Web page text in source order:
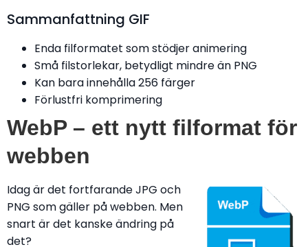
Sammanfattning GIF
Enda filformatet som stödjer animering
Små filstorlekar, betydligt mindre än PNG
Kan bara innehålla 256 färger
Förlustfri komprimering
WebP – ett nytt filformat för
webben
Idag är det fortfarande JPG och
PNG som gäller på webben. Men
snart är det kanske ändring på
det?